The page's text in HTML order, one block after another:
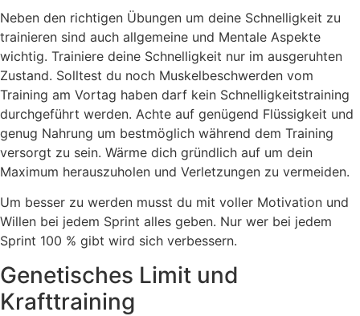
Neben den richtigen Übungen um deine Schnelligkeit zu
trainieren sind auch allgemeine und Mentale Aspekte
wichtig. Trainiere deine Schnelligkeit nur im ausgeruhten
Zustand. Solltest du noch Muskelbeschwerden vom
Training am Vortag haben darf kein Schnelligkeitstraining
durchgeführt werden. Achte auf genügend Flüssigkeit und
genug Nahrung um bestmöglich während dem Training
versorgt zu sein. Wärme dich gründlich auf um dein
Maximum herauszuholen und Verletzungen zu vermeiden.
Um besser zu werden musst du mit voller Motivation und
Willen bei jedem Sprint alles geben. Nur wer bei jedem
Sprint 100 % gibt wird sich verbessern.
Genetisches Limit und
Krafttraining